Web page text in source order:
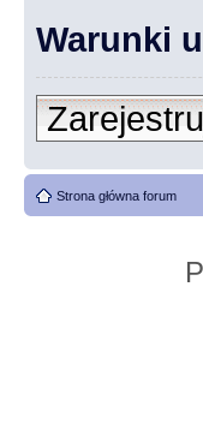
Warunki
Strona główna forum